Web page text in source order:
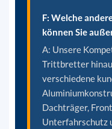
F: Welche
können Sie
A: Unsere
Trittbretter
verschiedene
Dachträger,
Unterfahrschutz